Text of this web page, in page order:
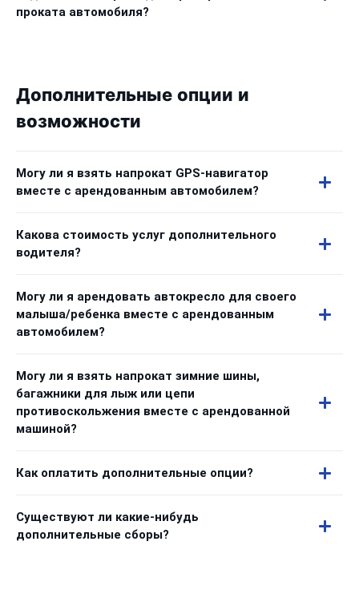
проката автомобиля?
Дополнительные опции и
возможности
Могу ли я взять напрокат GPS-навигатор
вместе с арендованным автомобилем?
Какова стоимость услуг дополнительного
водителя?
Могу ли я арендовать автокресло для своего
малыша/ребенка вместе с арендованным
автомобилем?
Могу ли я взять напрокат зимние шины,
багажники для лыж или цепи
противоскольжения вместе с арендованной
машиной?
Как оплатить дополнительные опции?
Существуют ли какие-нибудь
дополнительные сборы?